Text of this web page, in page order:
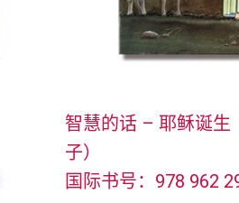
智慧的话 – 耶稣诞生
子）
国际书号：978 962